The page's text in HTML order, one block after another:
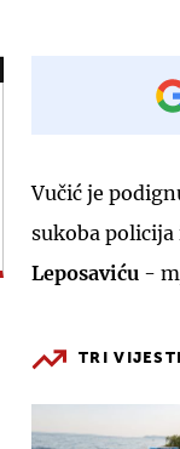
Vučić je
sukoba policija
Leposaviću -
TRI